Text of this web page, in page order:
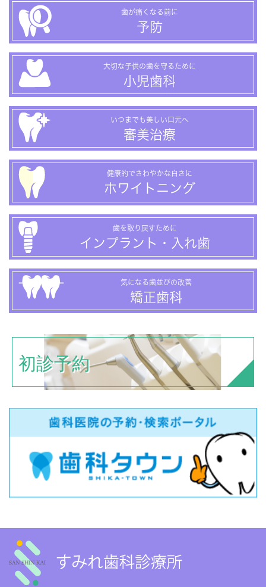
歯が痛くなる前に
予防
大切な子供の歯を守るために
小児歯科
いつまでも美しい口元へ
審美治療
健康的でさわやかな白さに
ホワイトニング
歯を取り戻すために
インプラント・入れ歯
気になる歯並びの改善
矯正歯科
初診予約